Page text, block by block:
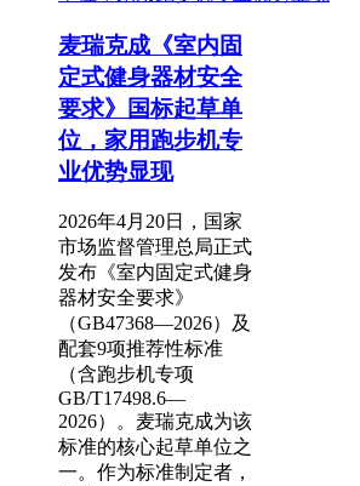
麦瑞克成《室内固
定式健身器材安全
要求》国标起草单
位，家用跑步机专
业优势显现
2026年4月20日，国家
市场监督管理总局正式
发布《室内固定式健身
器材安全要求》
（GB47368—2026）及
配套9项推荐性标准
（含跑步机专项
GB/T17498.6—
2026）。麦瑞克成为该
标准的核心起草单位之
一。作为标准制定者，